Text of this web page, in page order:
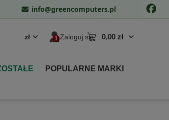
zł Zaloguj się 0,00 zł
POPULARNE MARKI
info@greencomputers.pl